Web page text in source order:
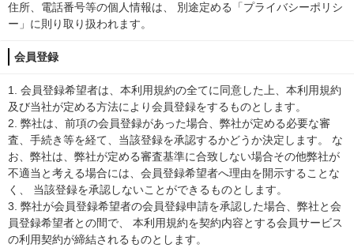
住所、電話番号等の個人情報は、 別途定める「プライバシーポリシ
ー」に則り取り扱われます。
会員登録
1. 会員登録希望者は、本利用規約の全てに同意した上、本利用規約
及び当社が定める方法により会員登録をするものとします。
2. 弊社は、前項の会員登録があった場合、弊社が定める必要な審
査、手続き等を経て、当該登録を承認するかどうか決定します。 な
お、弊社は、弊社が定める審査基準に合致しない場合その他弊社が
不適当と考える場合には、会員登録希望者へ理由を開示することな
く、 当該登録を承認しないことができるものとします。
3. 弊社が会員登録希望者の会員登録申請を承認した場合、弊社と会
員登録希望者との間で、 本利用規約を契約内容とする会員サービス
の利用契約が締結されるものとします。